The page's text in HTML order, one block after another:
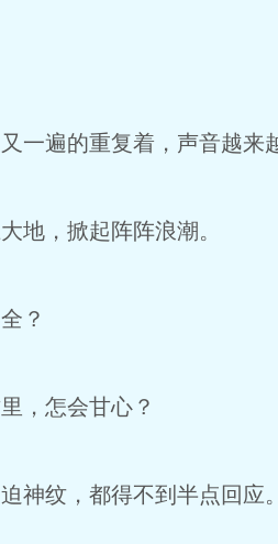
一遍的重复着，声音越来
地，掀起阵阵浪潮。
？
，怎会甘心？
神纹，都得不到半点回应。